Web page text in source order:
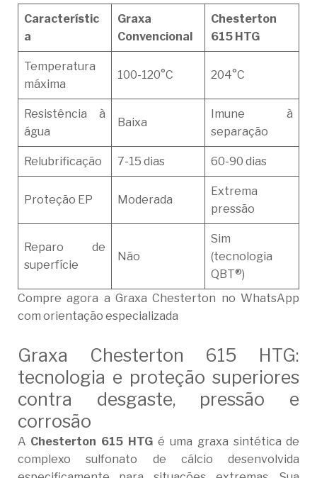
Característic
a
Graxa
Convencional
Chesterton
615 HTG
Temperatura
máxima
100-120°C 204°C
Resistência à
água
Baixa
Imune à
separação
Relubrificação 7-15 dias 60-90 dias
Proteção EP Moderada
Extrema
pressão
Reparo de
superfície
Não
Sim
(tecnologia
QBT®)
Compre agora a Graxa Chesterton no WhatsApp
com orientação especializada
Graxa Chesterton 615 HTG:
tecnologia e proteção superiores
contra desgaste, pressão e
corrosão
A Chesterton 615 HTG é uma graxa sintética de
complexo sulfonato de cálcio desenvolvida